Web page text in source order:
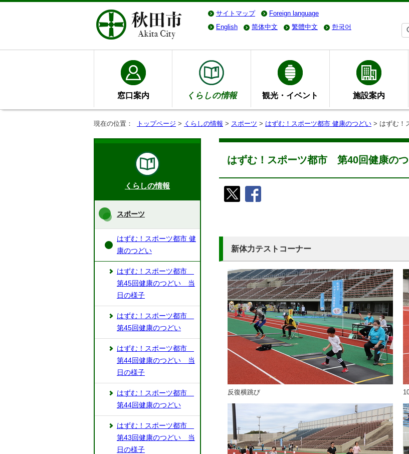
サイトマップ Foreign language
English
简体中文 繁體中文 한국어
窓口案内 くらしの情報 観光・イベント 施設案内
現在の位置： トップページ > くらしの情報 > スポーツ > はずむ！スポーツ都市 健康のつどい > はずむ！
はずむ！スポーツ都市 第40回健康の
新体力テストコーナー
反復横跳び
くらしの情報
スポーツ
はずむ！スポーツ都市 健
康のつどい
はずむ！スポーツ都市
第45回健康のつどい 当
日の様子
はずむ！スポーツ都市
第45回健康のつどい
はずむ！スポーツ都市
第44回健康のつどい 当
日の様子
はずむ！スポーツ都市
第44回健康のつどい
はずむ！スポーツ都市
第43回健康のつどい 当
日の様子